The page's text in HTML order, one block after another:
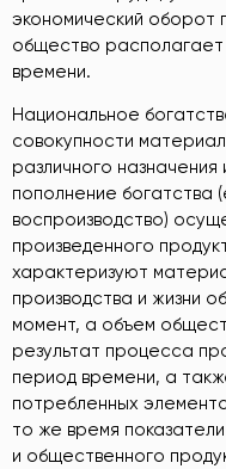
экономический оборот
общество
времени.
Национальное
совокупности
различного
пополнение
воспроизводство)
произведенного
характеризуют
производства и жизни
момент, а объем
результат процесса
период времени, а
потребленных
то же время
и общественного